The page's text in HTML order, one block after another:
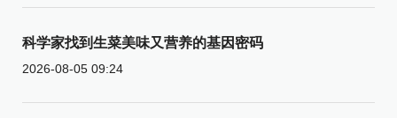
科学家找到生菜美味又营养的基因密码
2026-08-05 09:24